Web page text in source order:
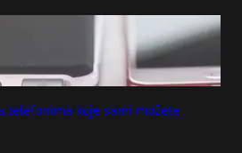
telefonima koje sami možete